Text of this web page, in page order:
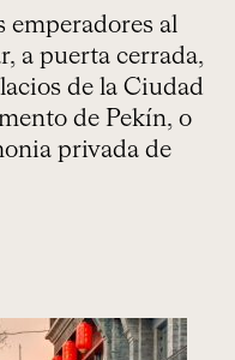
emperadores al
a puerta cerrada,
de la Ciudad
de Pekín, o
privada de